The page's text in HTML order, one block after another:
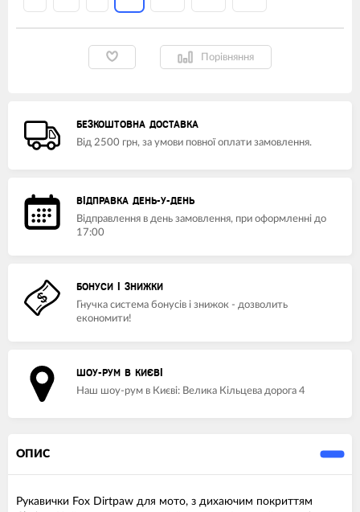
Порівняння
БЕЗКОШТОВНА ДОСТАВКА
Від 2500 грн, за умови повної оплати замовлення.
ВІДПРАВКА ДЕНЬ-У-ДЕНЬ
Відправлення в день замовлення, при оформленні до
17:00
БОНУСИ І ЗНИЖКИ
Гнучка система бонусів і знижок - дозволить
економити!
ШОУ-РУМ В КИЄВІ
Наш шоу-рум в Києві: Велика Кільцева дорога 4
ОПИС
Рукавички Fox Dirtpaw для мото, з дихаючим покриттям